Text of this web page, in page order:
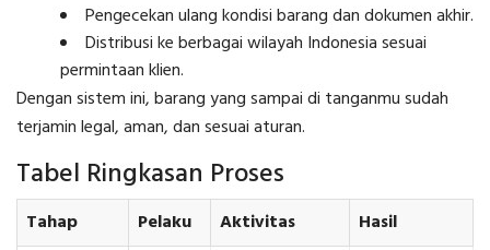
Pengecekan ulang kondisi barang dan dokumen akhir.
Distribusi ke berbagai wilayah Indonesia sesuai
permintaan klien.
Dengan sistem ini, barang yang sampai di tanganmu sudah
terjamin legal, aman, dan sesuai aturan.
Tabel Ringkasan Proses
Tahap Pelaku Aktivitas Hasil